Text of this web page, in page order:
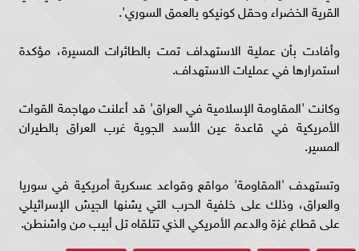
القرية الخضراء وحقل كونيكو بالعمق السوري'.
وأفادت بأن عملية الاستهداف تمت بالطائرات المسيرة، مؤكدة
استمرارها في عمليات الاستهداف.
وكانت 'المقاومة الإسلامية في العراق' قد أعلنت مهاجمة القوات
الأمريكية في قاعدة عين الأسد الجوية غرب العراق بالطيران
المسير.
وتستهدف 'المقاومة' مواقع وقواعد عسكرية أمريكية في سوريا
والعراق، وذلك على خلفية الحرب التي يشنها الجيش الإسرائيلي
على قطاع غزة والدعم الأمريكي الذي تتلقاه تل أبيب من واشنطن.